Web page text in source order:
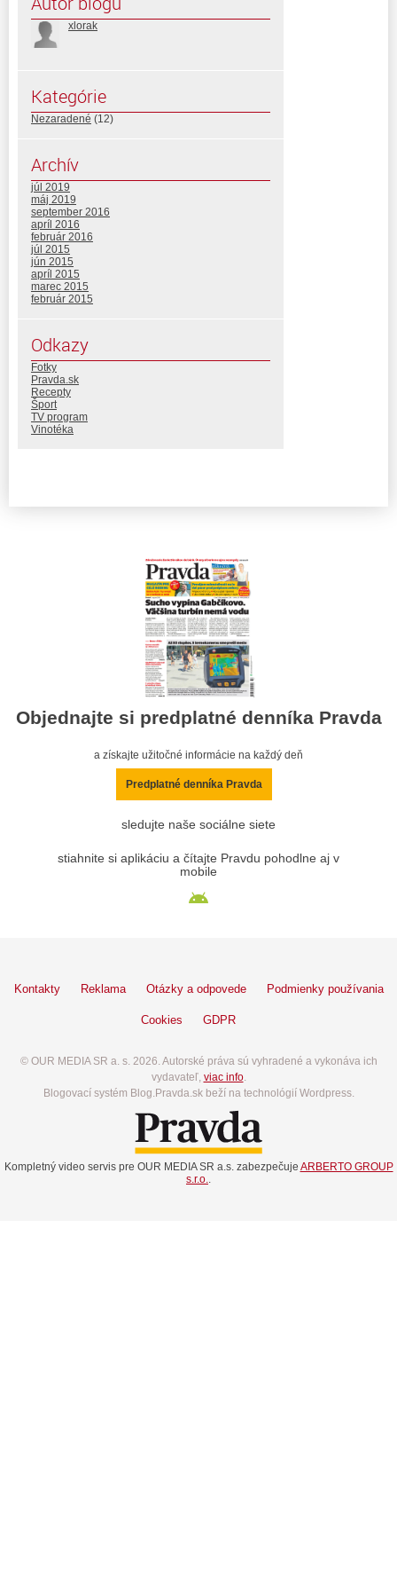
xlorak
Kategórie
Nezaradené (12)
Archív
júl 2019
máj 2019
september 2016
apríl 2016
február 2016
júl 2015
jún 2015
apríl 2015
marec 2015
február 2015
Odkazy
Fotky
Pravda.sk
Recepty
Šport
TV program
Vinotéka
Objednajte si predplatné denníka Pravda
a získajte užitočné informácie na každý deň
Predplatné denníka Pravda
sledujte naše sociálne siete
stiahnite si aplikáciu a čítajte Pravdu pohodlne aj v
mobile
Kontakty Reklama Otázky a odpovede Podmienky používania
Cookies GDPR
© OUR MEDIA SR a. s. 2026. Autorské práva sú vyhradené a vykonáva ich
vydavateľ, viac info.
Blogovací systém Blog.Pravda.sk beží na technológií Wordpress.
Kompletný video servis pre OUR MEDIA SR a.s. zabezpečuje ARBERTO GROUP
s.r.o..